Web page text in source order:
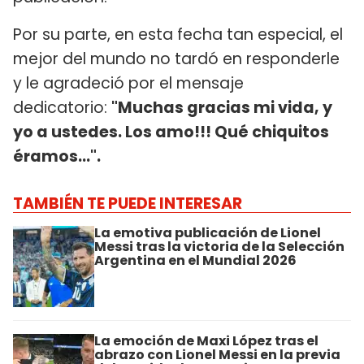
Por su parte, en esta fecha tan especial, el
mejor del mundo no tardó en responderle
y le agradeció por el mensaje
dedicatorio: "Muchas gracias mi vida, y
yo a ustedes. Los amo!!! Qué chiquitos
éramos…".
TAMBIÉN TE PUEDE INTERESAR
La emotiva publicación de Lionel
Messi tras la victoria de la Selección
Argentina en el Mundial 2026
La emoción de Maxi López tras el
abrazo con Lionel Messi en la previa